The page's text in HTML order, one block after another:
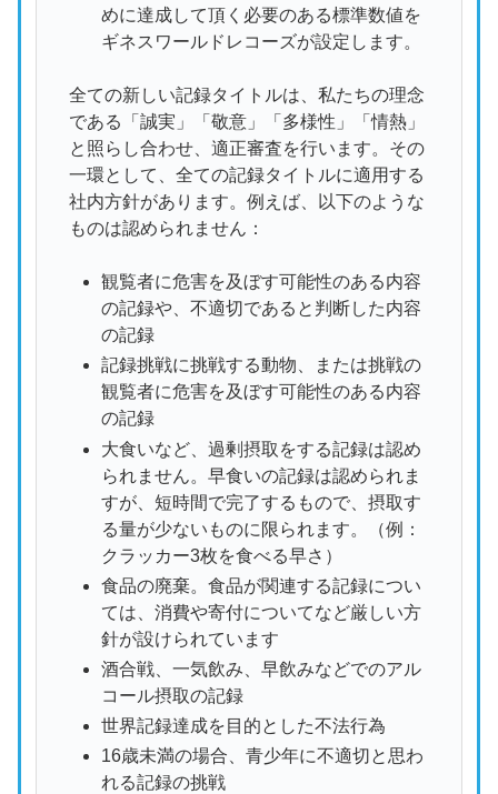
めに達成して頂く必要のある標準数値を
ギネスワールドレコーズが設定します。
全ての新しい記録タイトルは、私たちの理念
である「誠実」「敬意」「多様性」「情熱」
と照らし合わせ、適正審査を行います。その
一環として、全ての記録タイトルに適用する
社内方針があります。例えば、以下のような
ものは認められません：
観覧者に危害を及ぼす可能性のある内容
の記録や、不適切であると判断した内容
の記録
記録挑戦に挑戦する動物、または挑戦の
観覧者に危害を及ぼす可能性のある内容
の記録
大食いなど、過剰摂取をする記録は認め
られません。早食いの記録は認められま
すが、短時間で完了するもので、摂取す
る量が少ないものに限られます。（例：
クラッカー3枚を食べる早さ）
食品の廃棄。食品が関連する記録につい
ては、消費や寄付についてなど厳しい方
針が設けられています
酒合戦、一気飲み、早飲みなどでのアル
コール摂取の記録
世界記録達成を目的とした不法行為
16歳未満の場合、青少年に不適切と思わ
れる記録の挑戦